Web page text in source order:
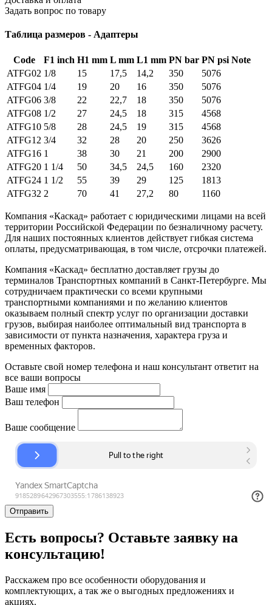
Задать вопрос по товару
Таблица размеров - Адаптеры
Code F1 inch H1 mm L mm L1 mm PN bar PN psi Note
ATFG02 1/8 15 17,5 14,2 350
5076
ATFG04 1/4 19 20 16 350
5076
ATFG06 3/8 22 22,7 18 350
5076
ATFG08 1/2 27 24,5 18 315
4568
ATFG10 5/8 28 24,5 19 315
4568
ATFG12 3/4 32 28 20 250
3626
ATFG16 1 38 30 21 200
2900
ATFG20 1 1/4 50 34,5 24,5 160
2320
ATFG24 1 1/2 55 39 29 125
1813
ATFG32 2 70 41 27,2 80 1160
Компания «Каскад» работает с юридическими лицами на всей
территории Российской Федерации по безналичному расчету.
Для наших постоянных клиентов действует гибкая система
оплаты, предусматривающая, в том числе, отсрочки платежей.
Компания «Каскад» бесплатно доставляет грузы до
терминалов Транспортных компаний в Санкт-Петербурге. Мы
сотрудничаем практически со всеми крупными
транспортными компаниями и по желанию клиентов
оказываем полный спектр услуг по организации доставки
грузов, выбирая наиболее оптимальный вид транспорта в
зависимости от пункта назначения, характера груза и
временных факторов.
Оставьте свой номер телефона и наш консультант ответит на
все ваши вопросы
Ваше имя
Ваш телефон
Ваше сообщение
Отправить
Есть вопросы? Оставьте заявку на
консультацию!
Расскажем про все особенности оборудования и
комплектующих, а так же о выгодных предложениях и
акциях.